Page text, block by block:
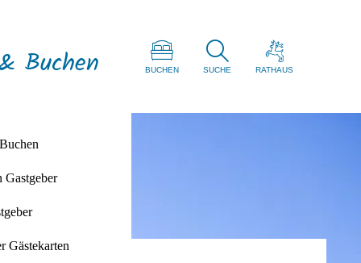
Buchen
Gastgeber
Gästekarten
BUCHEN SUCHE RATHAUS